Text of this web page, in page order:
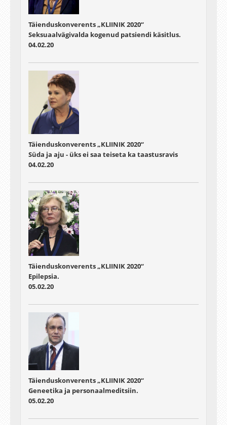
Täienduskonverents „KLIINIK 2020“
Seksuaalvägivalda kogenud patsiendi käsitlus.
04.02.20
Täienduskonverents „KLIINIK 2020“
Süda ja aju - üks ei saa teiseta ka taastusravis
04.02.20
Täienduskonverents „KLIINIK 2020“
Epilepsia.
05.02.20
Täienduskonverents „KLIINIK 2020“
Geneetika ja personaalmeditsiin.
05.02.20